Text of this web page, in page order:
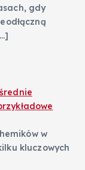
gdy
w
kluczowych